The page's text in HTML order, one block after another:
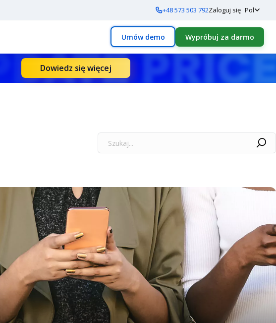
+48 573 503 792Zaloguj się Pol
Umów demo Wypróbuj za darmo
Dowiedz się więcej